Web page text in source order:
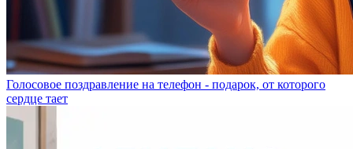
Голосовое поздравление на телефон - подарок, от которого
сердце тает